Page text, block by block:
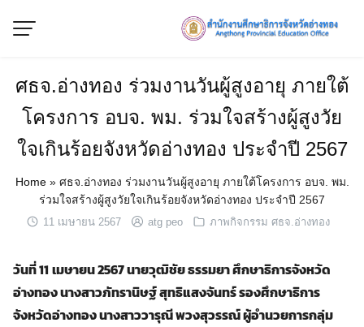
ศธจ.อ่างทอง ร่วมงานวันผู้สูงอายุ ภายใต้
โครงการ อบจ. พม. ร่วมใจสร้างผู้สูงวัย
ใจเกินร้อยจังหวัดอ่างทอง ประจำปี 2567
Home» ศธจ.อ่างทอง ร่วมงานวันผู้สูงอายุ ภายใต้โครงการ อบจ. พม.
ร่วมใจสร้างผู้สูงวัยใจเกินร้อยจังหวัดอ่างทอง ประจำปี 2567
11 เมษายน 2567 atg peo ภาพกิจกรรม ศธจ.อ่างทอง
วันที่11เมษายน 2567 นายวุฒิชัย ธรรมยา ศึกษาธิการจังหวัด
อ่างทองนางสาวภัทรานิษฐ์สุทธิแสงจันทร์ รองศึกษาธิการ
จังหวัดอ่างทองนางสาววารุณี พวงสุวรรณ์ ผู้อำนวยการกลุ่ม